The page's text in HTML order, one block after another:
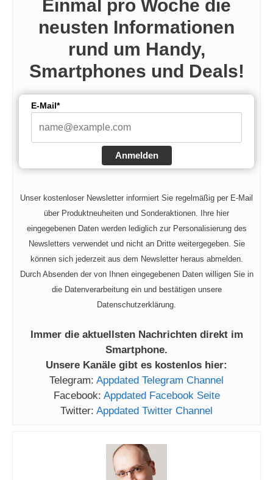
Einmal pro Woche die
neusten Informationen
rund um Handy,
Smartphones und Deals!
E-Mail*
Anmelden
Unser kostenloser Newsletter informiert Sie regelmäßig per E-Mail
über Produktneuheiten und Sonderaktionen. Ihre hier
eingegebenen Daten werden lediglich zur Personalisierung des
Newsletters verwendet und nicht an Dritte weitergegeben. Sie
können sich jederzeit aus dem Newsletter heraus abmelden.
Durch Absenden der von Ihnen eingegebenen Daten willigen Sie in
die Datenverarbeitung ein und bestätigen unsere
Datenschutzerklärung.
Immer die aktuellsten Nachrichten direkt im
Smartphone.
Unsere Kanäle gibt es kostenlos hier:
Telegram: Appdated Telegram Channel
Facebook: Appdated Facebook Seite
Twitter: Appdated Twitter Channel